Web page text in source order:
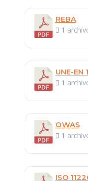
REBA
1
UNE-
1
OWAS
1
ISO